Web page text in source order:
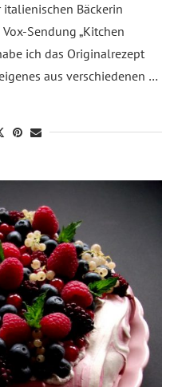
Bäckerin
Sendung „Kitchen
ich das Originalrezept
aus verschiedenen …